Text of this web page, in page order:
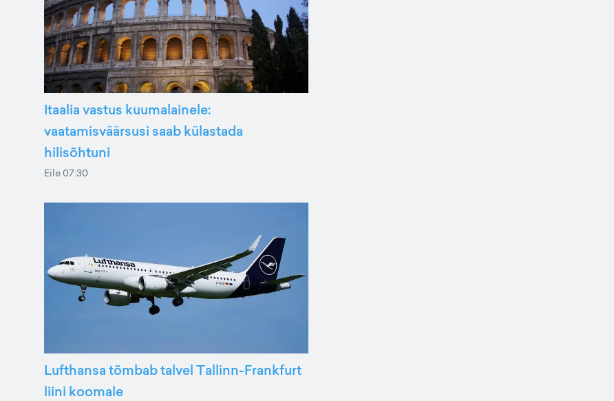
Itaalia vastus kuumalainele:
vaatamisväärsusi saab külastada
hilisõhtuni
Eile 07:30
Lufthansa tõmbab talvel Tallinn-Frankfurt
liini koomale